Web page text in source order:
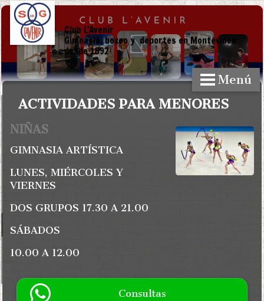
Club L'Avenir
Gimnasia, boxeo y deportes en Montevideo
desde 1892
Menú
ACTIVIDADES PARA MENORES
NIÑAS
GIMNASIA ARTÍSTICA
LUNES, MIÉRCOLES Y
VIERNES
DOS GRUPOS 17.30 A 21.00
SÁBADOS
10.00 A 12.00
Consultas